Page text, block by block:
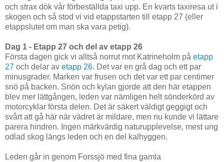
och strax dök vår förbeställda taxi upp. En kvarts taxiresa ut i
skogen och så stod vi vid etappstarten till etapp 27 (eller
etappslutet om man ska vara petig).
Dag 1 - Etapp 27 och del av etapp 26
Första dagen gick vi alltså norrut mot Katrineholm på etapp
27 och delar av etapp 26. Det var en grå dag och ett par
minusgrader. Marken var frusen och det var ett par centimer
snö på backen. Snön och kylan gjorde att den här etappen
blev mer lättgången, leden var nämligen helt sönderkörd av
motorcyklar första delen. Det är säkert väldigt geggigt och
svårt att gå här när vädret är mildare, men nu kunde vi lättare
parera hindren. Ingen märkvärdig naturupplevelse, mest ung
odlad skog längs leden och en del kalhyggen.
Leden går in genom Forssjö med fina gamla